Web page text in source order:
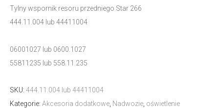
Tylny wspornik resoru przedniego Star 266
444.11.004 lub 44411004
06001027 lub 0600.1027
55811235 lub 558.11.235
SKU: 444.11.004 lub 44411004
Kategorie: Akcesoria dodatkowe Nadwozie oświetlenie